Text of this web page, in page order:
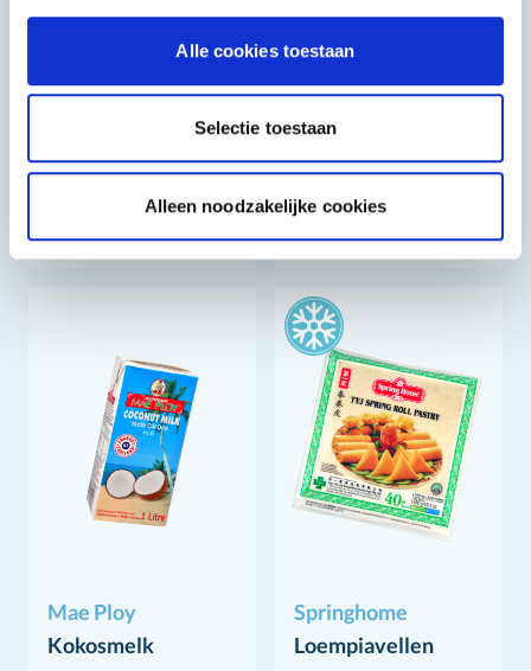
Alle cookies toestaan
Selectie toestaan
Alleen noodzakelijke cookies
2,69
Quick cooking
noodle
500 g
1,05
Mae Ploy
Kokosmelk
Springhome
Loempiavellen